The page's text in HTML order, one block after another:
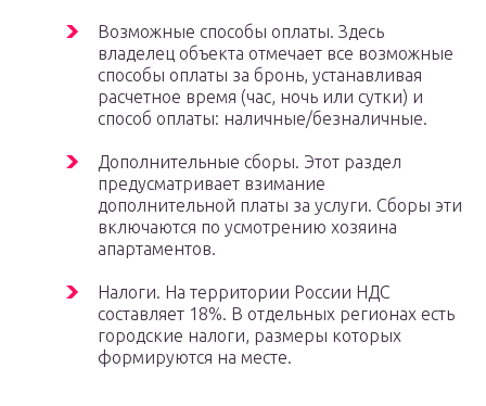
Возможные способы оплаты. Здесь
владелец объекта отмечает все возможные
способы оплаты за бронь, устанавливая
расчетное время (час, ночь или сутки) и
способ оплаты: наличные/безналичные.
Дополнительные сборы. Этот раздел
предусматривает взимание
дополнительной платы за услуги. Сборы эти
включаются по усмотрению хозяина
апартаментов.
Налоги. На территории России НДС
составляет 18%. В отдельных регионах есть
городские налоги, размеры которых
формируются на месте.